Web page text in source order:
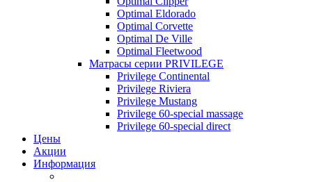
Optimal Eldorado
Optimal Corvette
Optimal De Ville
Optimal Fleetwood
Матрасы серии PRIVILEGE
Privilege Continental
Privilege Riviera
Privilege Mustang
Privilege 60-special massage
Privilege 60-special direct
Цены
Акции
Информация